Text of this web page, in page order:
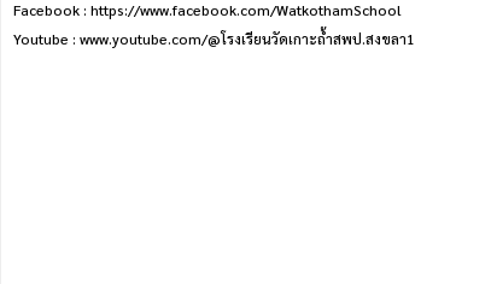
Facebook : https://www.facebook.com/WatkothamSchool
Youtube : www.youtube.com/@โรงเรียนวัดเกาะถ้ําสพป.สงขลา1